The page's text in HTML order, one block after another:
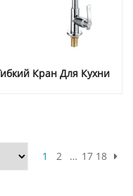
Кран Для Кухни
1 2 … 17 18